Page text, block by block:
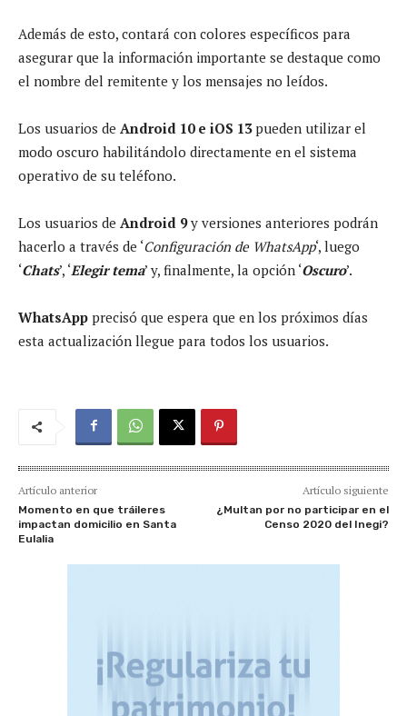
Además de esto, contará con colores específicos para
asegurar que la información importante se destaque como
el nombre del remitente y los mensajes no leídos.
Los usuarios de Android 10 e iOS 13pueden utilizar el
modo oscuro habilitándolo directamente en el sistema
operativo de su teléfono.
Los usuarios de Android 9y versiones anteriores podrán
hacerlo a través de ‘Configuración de WhatsApp‘, luego
‘Chats’, ‘Elegir tema’ y, finalmente, la opción ‘Oscuro’.
WhatsApp precisó que espera que en los próximos días
esta actualización llegue para todos los usuarios.
Artículo anterior
Momento en que tráileres
impactan domicilio en Santa
Eulalia
Artículo siguiente
¿Multan por no participar en el
Censo 2020 del Inegi?